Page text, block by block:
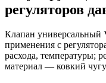
регуляторов
Клапан универсальный
применения с
расхода, температуры;
материал — ковкий